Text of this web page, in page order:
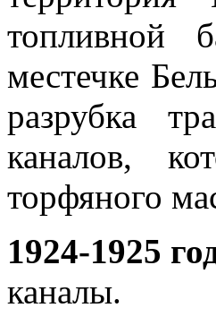
топливной
местечке
разрубка
каналов,
торфяного
1924-1925
каналы.